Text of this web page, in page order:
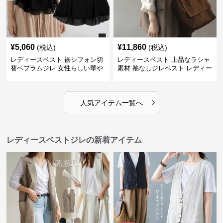
¥5,060 (税込)
レディースベスト 裾シフォン切
替ペプラムジレ 女性らしい華や
¥11,860 (税込)
レディースベスト 上品なラシャ
素材 袖なしジレベスト レディー
人気アイテム一覧へ ›
レディースベストジレの新着アイテム